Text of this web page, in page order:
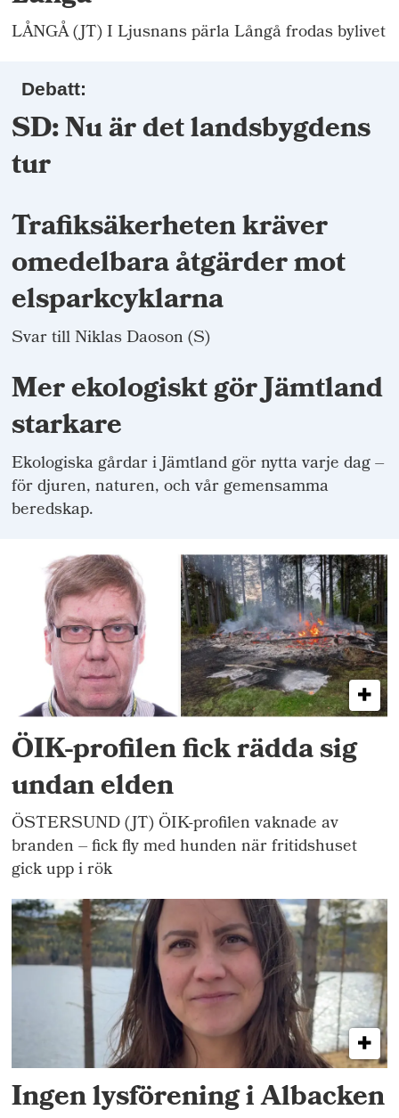
LÅNGÅ (JT) I Ljusnans pärla Långå frodas bylivet
Debatt:
SD: Nu är det landsbygdens
tur
Trafiksäkerheten kräver
omedelbara åtgärder mot
elsparkcyklarna
Svar till Niklas Daoson (S)
Mer ekologiskt gör Jämtland
starkare
Ekologiska gårdar i Jämtland gör nytta varje dag –
för djuren, naturen, och vår gemensamma
beredskap.
ÖIK-profilen fick rädda sig
undan elden
ÖSTERSUND (JT) ÖIK-profilen vaknade av
branden – fick fly med hunden när fritidshuset
gick upp i rök
Ingen lysförening i Albacken